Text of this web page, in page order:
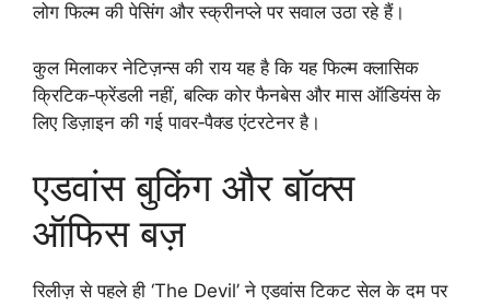
लोग फिल्म की पेसिंग और स्क्रीनप्ले पर सवाल उठा रहे हैं।​
कुल मिलाकर नेटिज़न्स की राय यह है कि यह फिल्म क्लासिक
क्रिटिक‑फ्रेंडली नहीं, बल्कि कोर फैनबेस और मास ऑडियंस के
लिए डिज़ाइन की गई पावर‑पैक्ड एंटरटेनर है।
एडवांस बुकिंग और बॉक्स
ऑफिस बज़
रिलीज़ से पहले ही ‘The Devil’ ने एडवांस टिकट सेल के दम पर